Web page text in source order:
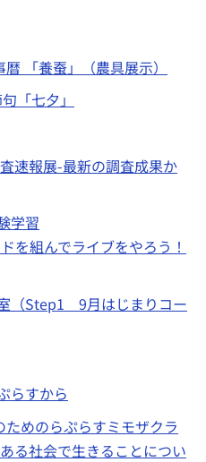
「養蚕」（農具展示）
「七夕」
速報展-最新の調査成果か
学習
を組んでライブをやろう！
（Step1 9月はじまりコー
らすから
めのらぷらすミモザクラ
る社会で生きることについ